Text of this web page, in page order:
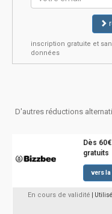
inscription gratuite et
données
D'autres réductions
Dès
gratuits
vers la
En cours de validité |